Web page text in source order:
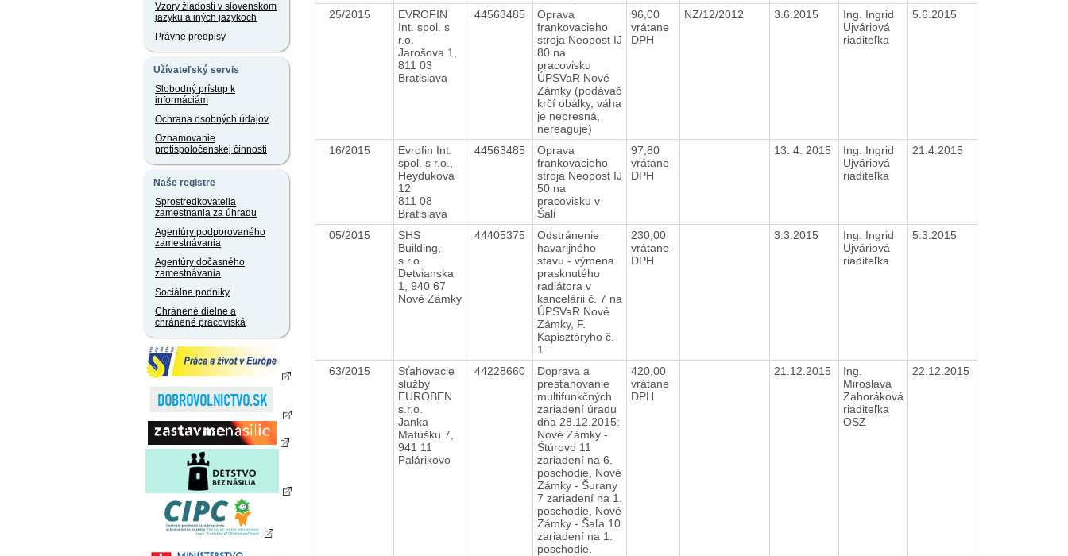
Vzory žiadostí v slovenskom
jazyku a iných jazykoch
Právne predpisy
Užívateľský servis
Slobodný prístup k
informáciám
Ochrana osobných údajov
Oznamovanie
protispoločenskej činnosti
Naše registre
Sprostredkovatelia
zamestnania za úhradu
Agentúry podporovaného
zamestnávania
Agentúry dočasného
zamestnávania
Sociálne podniky
Chránené dielne a
chránené pracoviská
25/2015
EVROFIN
Int. spol. s
r.o.
Jarošova 1,
811 03
Bratislava
44563485
Oprava
frankovacieho
stroja Neopost IJ
80 na
pracovisku
ÚPSVaR Nové
Zámky (podávač
krčí obálky, váha
je nepresná,
nereaguje)
96,00
vrátane
DPH
NZ/12/2012 3.6.2015
Ing. Ingrid
Ujváriová
riaditeľka
5.6.2015
16/2015
Evrofin Int.
spol. s r.o.,
Heydukova
12
811 08
Bratislava
44563485
Oprava
frankovacieho
stroja Neopost IJ
50 na
pracovisku v
Šali
97,80
vrátane
DPH
13. 4. 2015
Ing. Ingrid
Ujváriová
riaditeľka
21.4.2015
05/2015
SHS
Building,
s.r.o.
Detvianska
1, 940 67
Nové Zámky
44405375
Odstránenie
havarijného
stavu - výmena
prasknutého
radiátora v
kancelárii č. 7 na
ÚPSVaR Nové
Zámky, F.
Kapisztóryho č.
1
230,00
vrátane
DPH
3.3.2015
Ing. Ingrid
Ujváriová
riaditeľka
5.3.2015
63/2015
Sťahovacie
služby
EUROBEN
s.r.o.
Janka
Matušku 7,
941 11
Palárikovo
44228660
Doprava a
presťahovanie
multifunkčných
zariadení úradu
dňa 28.12.2015:
Nové Zámky -
Štúrovo 11
zariadení na 6.
poschodie, Nové
Zámky - Šurany
7 zariadení na 1.
poschodie, Nové
Zámky - Šaľa 10
zariadení na 1.
poschodie.
420,00
vrátane
DPH
21.12.2015
Ing.
Miroslava
Zahoráková
riaditeľka
OSZ
22.12.2015